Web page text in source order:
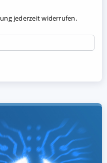
jederzeit widerrufen.